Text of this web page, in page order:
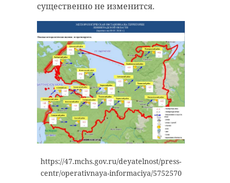
существенно не изменится.
https://47.mchs.gov.ru/deyatelnost/press-
centr/operativnaya-informaciya/5752570